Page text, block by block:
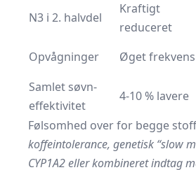
N3 i 2. halvdel
Kraftigt
reduceret
Opvågninger
Øget frekvens
Samlet søvn-
effektivitet
4-10 % lavere
Følsomhed over for begge
koffeintolerance, genetisk “slow
CYP1A2 eller kombineret indtag